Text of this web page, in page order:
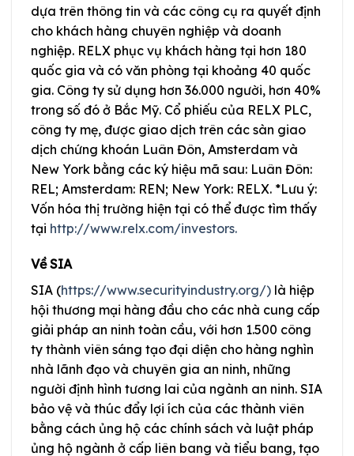
dựa trên thông tin và các công cụ ra quyết định
cho khách hàng chuyên nghiệp và doanh
nghiệp. RELX phục vụ khách hàng tại hơn 180
quốc gia và có văn phòng tại khoảng 40 quốc
gia. Công ty sử dụng hơn 36.000 người, hơn 40%
trong số đó ở Bắc Mỹ. Cổ phiếu của RELX PLC,
công ty mẹ, được giao dịch trên các sàn giao
dịch chứng khoán Luân Đôn, Amsterdam và
New York bằng các ký hiệu mã sau: Luân Đôn:
REL; Amsterdam: REN; New York: RELX. *Lưu ý:
Vốn hóa thị trường hiện tại có thể được tìm thấy
tại http://www.relx.com/investors.
Về SIA
SIA (https://www.securityindustry.org/) là hiệp
hội thương mại hàng đầu cho các nhà cung cấp
giải pháp an ninh toàn cầu, với hơn 1.500 công
ty thành viên sáng tạo đại diện cho hàng nghìn
nhà lãnh đạo và chuyên gia an ninh, những
người định hình tương lai của ngành an ninh. SIA
bảo vệ và thúc đẩy lợi ích của các thành viên
bằng cách ủng hộ các chính sách và luật pháp
ủng hộ ngành ở cấp liên bang và tiểu bang, tạo